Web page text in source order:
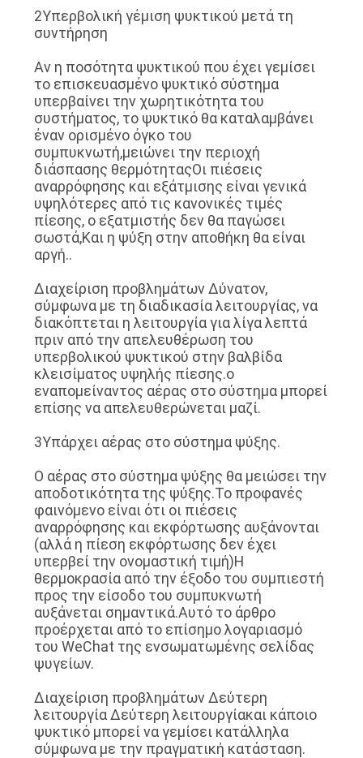
ΖΗΤΉΣΤΕ
ΈΝΑ
ΑΠΌΣΠΑΣΜΑ
SITEMAP
ΠΟΛΙΤΙΚΉ
ΑΠΟΡΡΉΤΟΥ
2Υπερβολική γέμιση ψυκτικού μετά τη
συντήρηση
Αν η ποσότητα ψυκτικού που έχει γεμίσει
το επισκευασμένο ψυκτικό σύστημα
υπερβαίνει την χωρητικότητα του
συστήματος, το ψυκτικό θα καταλαμβάνει
έναν ορισμένο όγκο του
συμπυκνωτή,μειώνει την περιοχή
διάσπασης θερμότηταςΟι πιέσεις
αναρρόφησης και εξάτμισης είναι γενικά
υψηλότερες από τις κανονικές τιμές
πίεσης, ο εξατμιστής δεν θα παγώσει
σωστά,Και η ψύξη στην αποθήκη θα είναι
αργή..
∆ιαχείριση προβλημάτων ∆ύνατον,
σύμφωνα με τη διαδικασία λειτουργίας, να
διακόπτεται η λειτουργία για λίγα λεπτά
πριν από την απελευθέρωση του
υπερβολικού ψυκτικού στην βαλβίδα
κλεισίματος υψηλής πίεσης.ο
εναπομείναντος αέρας στο σύστημα μπορεί
επίσης να απελευθερώνεται μαζί.
3Υπάρχει αέρας στο σύστημα ψύξης.
Ο αέρας στο σύστημα ψύξης θα μειώσει την
αποδοτικότητα της ψύξης.Το προφανές
φαινόμενο είναι ότι οι πιέσεις
αναρρόφησης και εκφόρτωσης αυξάνονται
(αλλά η πίεση εκφόρτωσης δεν έχει
υπερβεί την ονομαστική τιμή)Η
θερμοκρασία από την έξοδο του συμπιεστή
προς την είσοδο του συμπυκνωτή
αυξάνεται σημαντικά.Αυτό το άρθρο
προέρχεται από το επίσημο λογαριασμό
του WeChat της ενσωματωμένης σελίδας
ψυγείων.
∆ιαχείριση προβλημάτων ∆εύτερη
λειτουργία ∆εύτερη λειτουργίακαι κάποιο
ψυκτικό μπορεί να γεμίσει κατάλληλα
σύμφωνα με την πραγματική κατάσταση.